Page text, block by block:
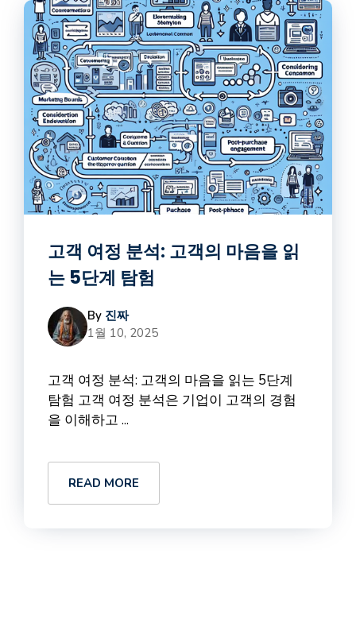
고객 여정 분석: 고객의 마음을 읽
는 5단계 탐험
By 진짜
1월 10, 2025
고객 여정 분석: 고객의 마음을 읽는 5단계
탐험 고객 여정 분석은 기업이 고객의 경험
을 이해하고 ...
READ MORE